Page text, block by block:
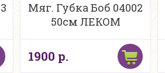
Мяг. Губка Боб 04002
50см ЛЕКОМ
1900 р.